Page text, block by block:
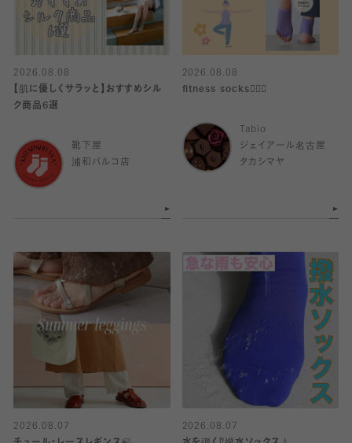
2026.08.08
【肌に優しくサラッと】おすすめシル
ク商品6選
靴下屋
浦和パルコ店
2026.08.08
fitness socks🧘🏻‍♀️
Tabio
ジェイアール名古屋
タカシマヤ
2026.08.07
2026.08.07